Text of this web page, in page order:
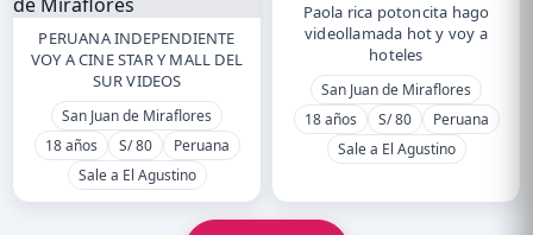
PERUANA INDEPENDIENTE
VOY A CINE STAR Y MALL DEL
SUR VIDEOS
San Juan de Miraflores
18 años
S/ 80
Peruana
Sale a El Agustino
Paola rica potoncita hago
videollamada hot y voy a
hoteles
San Juan de Miraflores
18 años
S/ 80
Peruana
Sale a El Agustino